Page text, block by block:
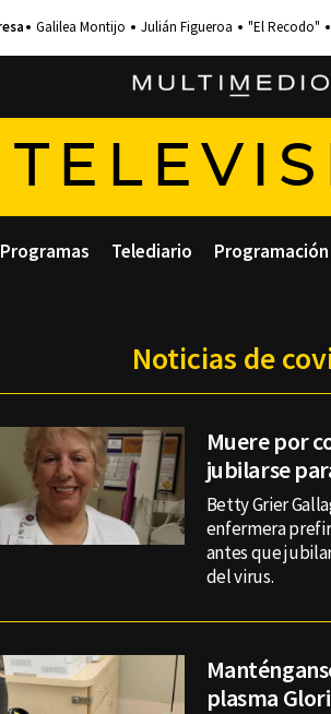
Galilea Montijo Julián Figueroa "El Recodo"
Programas Telediario Programación
Noticias de
Muere por
jubilarse
Betty Grier
enfermera
antes que
del virus.
plasma